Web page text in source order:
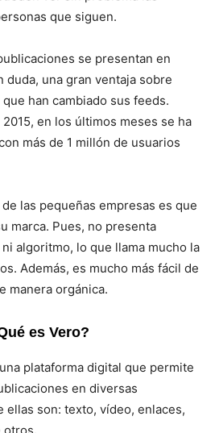
que siguen.
se presentan en
una gran ventaja sobre
han cambiado sus feeds.
en los últimos meses se ha
más de 1 millón de usuarios
las pequeñas empresas es que
marca. Pues, no presenta
algoritmo, lo que llama mucho la
Además, es mucho más fácil de
manera orgánica.
es Vero?
plataforma digital que permite
en diversas
ellas son: texto, vídeo, enlaces,
otros.